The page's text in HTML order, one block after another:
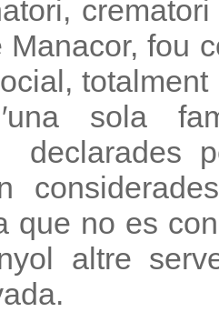
Manacor, fou
sola
declarades
que no es
altre